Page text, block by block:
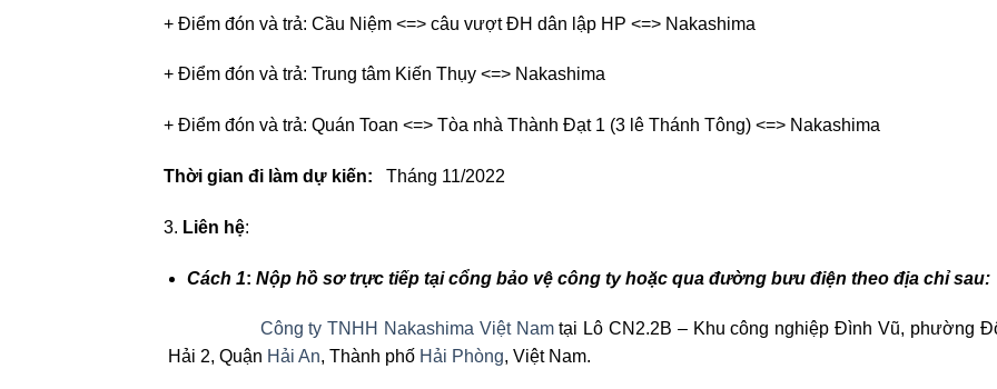
+ Điểm đón và trả: Cầu Niệm <=> câu vượt ĐH dân lập HP <=> Nakashima
+ Điểm đón và trả: Trung tâm Kiến Thụy <=> Nakashima
+ Điểm đón và trả: Quán Toan <=> Tòa nhà Thành Đạt 1 (3 lê Thánh Tông) <=> Nakashima
Thời gian đi làm dự kiến: Tháng 11/2022
3. Liên hệ:
Cách 1: Nộp hồ sơ trực tiếp tại cổng bảo vệ công ty hoặc qua đường bưu điện theo địa chỉ sau:
Công ty TNHH Nakashima Việt Namtại Lô CN2.2B – Khu công nghiệp Đình Vũ, phường
Hải 2, Quận Hải An, Thành phố Hải Phòng, Việt Nam.